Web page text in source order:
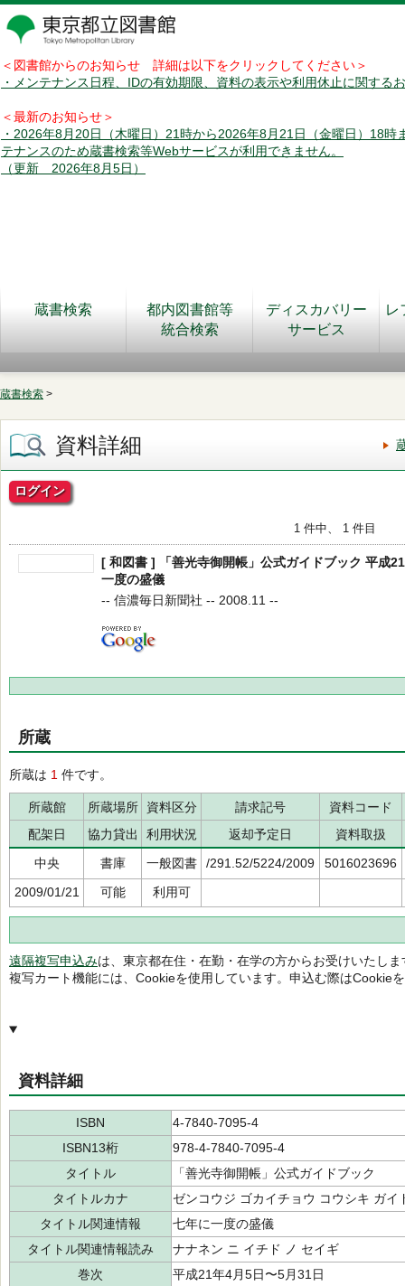
＜図書館からのお知らせ 詳細は以下をクリックしてください＞
・メンテナンス日程、IDの有効期限、資料の表示や利用休止に関する
＜最新のお知らせ＞
・2026年8月20日（木曜日）21時から2026年8月21日（金曜日）18時
テナンスのため蔵書検索等Webサービスが利用できません。
（更新 2026年8月5日）
蔵書検索
都内図書館等
統合検索
ディスカバリー
サービス
レ
蔵書検索 >
資料詳細
ログイン
1 件中、 1 件目
[ 和図書 ] 「善光寺御開帳」公式ガイドブック 平成
一度の盛儀
-- 信濃毎日新聞社 -- 2008.11 --
所蔵
所蔵は 1 件です。
所蔵館 所蔵場所 資料区分 請求記号
資料コード
配架日
協力貸出 利用状況 返却予定日
資料取扱
中央
書庫 一般図書 /291.52/5224/2009
5016023696
2009/01/21
可能 利用可
遠隔複写申込みは、東京都在住・在勤・在学の方からお受けいたしま
複写カート機能には、Cookieを使用しています。申込む際はCookie
資料詳細
ISBN
4-7840-7095-4
ISBN13桁
978-4-7840-7095-4
タイトル
「善光寺御開帳」公式ガイドブック
タイトルカナ
ゼンコウジ ゴカイチョウ コウシキ ガイ
タイトル関連情報
七年に一度の盛儀
タイトル関連情報読み
ナナネン ニ イチド ノ セイギ
巻次
平成21年4月5日〜5月31日